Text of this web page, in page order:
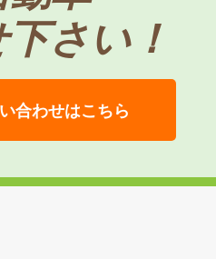
さい！
合わせはこちら